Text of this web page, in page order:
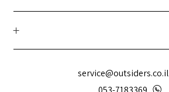
service@outsiders.co.il